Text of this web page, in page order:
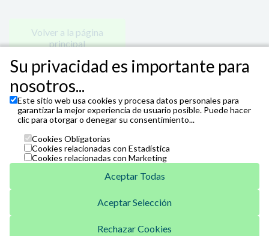
Volver a la página
principal
Venta Telefónica
Su privacidad es importante para
nosotros...
Este sitio web usa cookies y procesa datos personales para
garantizar la mejor experiencia de usuario posible. Puede hacer
clic para otorgar o denegar su consentimiento...
Cookies Obligatorias
Cookies relacionadas con Estadística
Cookies relacionadas con Marketing
Aceptar Todas
Aceptar Selección
Rechazar Cookies